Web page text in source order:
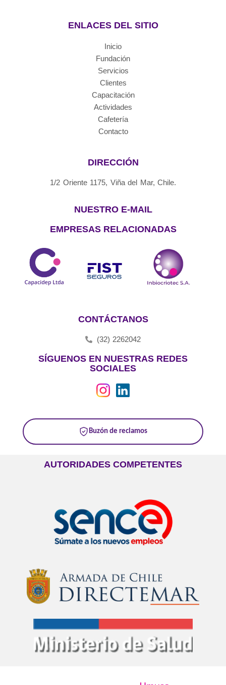
ENLACES DEL SITIO
Inicio
Fundación
Servicios
Clientes
Capacitación
Actividades
Cafetería
Contacto
DIRECCIÓN
1/2 Oriente 1175, Viña del Mar, Chile.
NUESTRO E-MAIL
EMPRESAS RELACIONADAS
CONTÁCTANOS
(32) 2262042
SÍGUENOS EN NUESTRAS REDES
SOCIALES
Buzón de reclamos
AUTORIDADES COMPETENTES